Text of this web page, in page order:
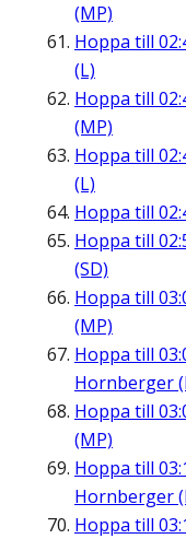
(MP)
Hoppa till
(L)
Hoppa till
(MP)
Hoppa till
(L)
Hoppa till
Hoppa till
(SD)
Hoppa till
(MP)
Hoppa till
Hornberger
Hoppa till
(MP)
Hoppa till
Hornberger
Hoppa till